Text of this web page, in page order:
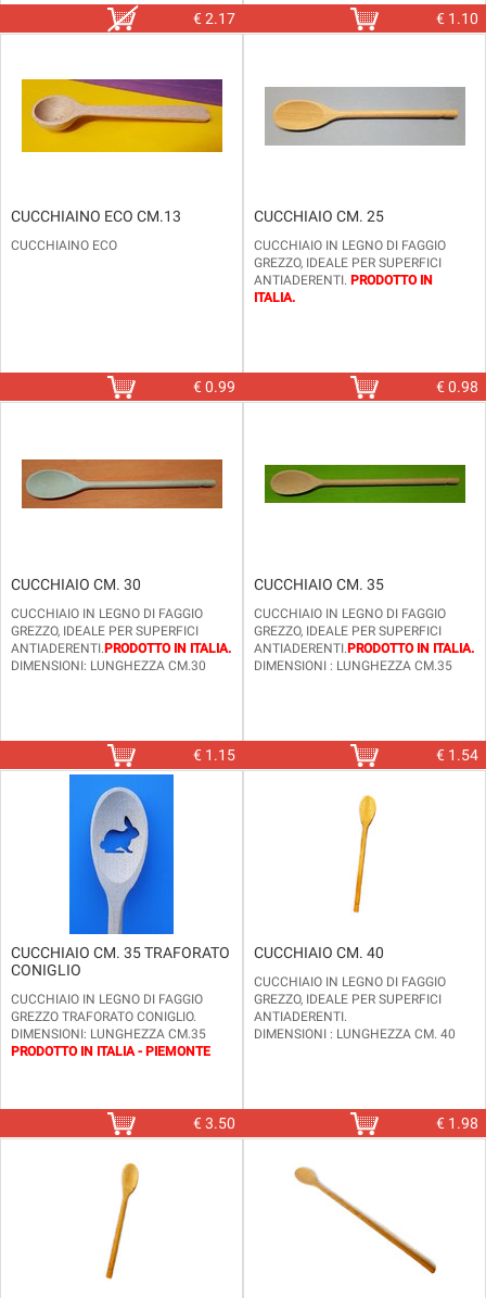
€2.17 € 1.10
CUCCHIAINO ECO CM.13
CUCCHIAINO ECO
€0.99
CUCCHIAIO CM. 25
CUCCHIAIO IN LEGNO DI FAGGIO
GREZZO, IDEALE PER SUPERFICI
ANTIADERENTI. PRODOTTO IN
ITALIA.
€0.98
CUCCHIAIO CM. 30
CUCCHIAIO IN LEGNO DI FAGGIO
GREZZO, IDEALE PER SUPERFICI
ANTIADERENTI. PRODOTTO IN ITALIA.
DIMENSIONI: LUNGHEZZA CM.30
€ 1.15
CUCCHIAIO CM. 35
CUCCHIAIO IN LEGNO DI FAGGIO
GREZZO, IDEALE PER SUPERFICI
ANTIADERENTI. PRODOTTO IN ITALIA.
DIMENSIONI : LUNGHEZZA CM.35
€ 1.54
CUCCHIAIO CM. 35 TRAFORATO
CONIGLIO
CUCCHIAIO IN LEGNO DI FAGGIO
GREZZO TRAFORATO CONIGLIO.
DIMENSIONI: LUNGHEZZA CM.35
PRODOTTO IN ITALIA - PIEMONTE
€3.50
CUCCHIAIO CM. 40
CUCCHIAIO IN LEGNO DI FAGGIO
GREZZO, IDEALE PER SUPERFICI
ANTIADERENTI.
DIMENSIONI : LUNGHEZZA CM. 40
€ 1.98